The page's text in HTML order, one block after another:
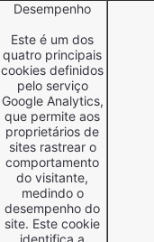
Desempenho
Este é um dos
quatro principais
cookies definidos
pelo serviço
Google Analytics,
que permite aos
proprietários de
sites rastrear o
comportamento
do visitante,
medindo o
desempenho do
site. Este cookie
identifica a